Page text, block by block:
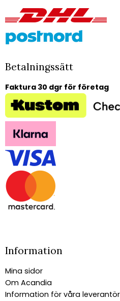
Betalningssätt
Faktura 30 dgr för företag
Information
Mina sidor
Om Acandia
Information för våra